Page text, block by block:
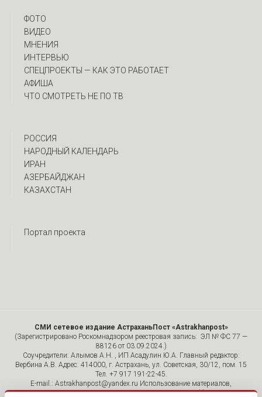
ФОТО
ВИДЕО
МНЕНИЯ
ИНТЕРВЬЮ
CПЕЦПРОЕКТЫ — КАК ЭТО РАБОТАЕТ
АФИША
ЧТО СМОТРЕТЬ НЕ ПО ТВ
РОССИЯ
НАРОДНЫЙ КАЛЕНДАРЬ
ИРАН
АЗЕРБАЙДЖАН
КАЗАХСТАН
Портал проекта
СМИ сетевое издание АстраханьПост «Astrakhanpost»
(Зарегистрировано Роскомнадзором реестровая запись: ЭЛ № ФС 77 —
88126 от 03.09.2024.)
Соучредители: Алымов А.Н. , ИП Асадулин Ю.А. Главный редактор:
Вербина А.В. Адрес: 414000, г. Астрахань, ул. Советская, 30/12, пом. 15
Тел. +7 917 191-22-45.
E-mail.: Astrakhanpost@yandex.ru Использование материалов,
размещенных на страницах сетевого издания «Astrakhanpost»,